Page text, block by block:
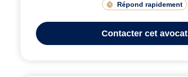
Répond rapidement
Contacter cet avocat